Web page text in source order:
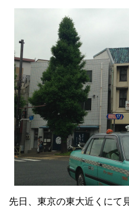
先日、東京の東大近くにて